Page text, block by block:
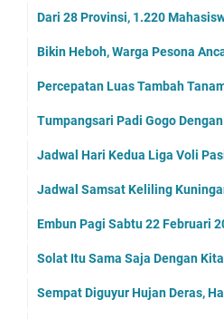
Dari 28 Provinsi, 1.220
Bikin Heboh, Warga Pesona
Percepatan Luas Tambah
Tumpangsari Padi Gogo
Jadwal Hari Kedua Liga Voli
Jadwal Samsat Keliling
Embun Pagi Sabtu 22 Februari
Solat Itu Sama Saja Dengan
Sempat Diguyur Hujan Deras,